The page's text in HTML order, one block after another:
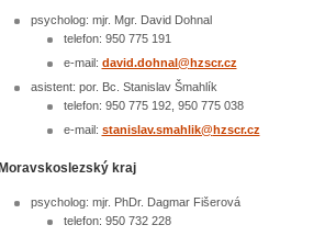
psycholog: mjr. Mgr. David Dohnal
telefon: 950 775 191
e-mail: david.dohnal@hzscr.cz
asistent: por. Bc. Stanislav Šmahlík
telefon: 950 775 192, 950 775 038
e-mail: stanislav.smahlik@hzscr.cz
Moravskoslezský kraj
psycholog: mjr. PhDr. Dagmar Fišerová
telefon: 950 732 228